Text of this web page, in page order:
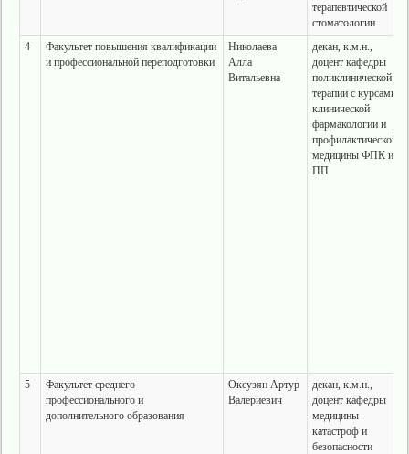
терапевтической
стоматологии
4
Факультет повышения квалификации
и профессиональной переподготовки
Николаева
Алла
Витальевна
декан, к.м.н.,
доцент кафедры
поликлинической
терапии с курсами
клинической
фармакологии и
профилактической
медицины ФПК и
ПП
5
Факультет среднего
профессионального и
дополнительного образования
Оксузян Артур
Валериевич
декан, к.м.н.,
доцент кафедры
медицины
катастроф и
безопасности